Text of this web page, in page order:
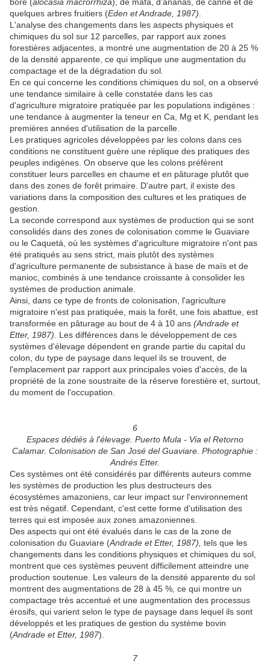
quelques arbres fruitiers (Eden et Andrade, 1987)
L'analyse des changements dans les aspects physiques et
chimiques du sol sur 12 parcelles, par rapport aux zones
forestières adjacentes, a montré une augmentation de 20 à 25 %
de la densité apparente, ce qui implique une augmentation du
compactage et de la dégradation du sol.
En ce qui concerne les conditions chimiques du sol, on a observé
une tendance similaire à celle constatée dans les cas
d'agriculture migratoire pratiquée par les populations indigènes :
une tendance à augmenter la teneur en Ca, Mg et K, pendant les
premières années d'utilisation de la parcelle.
Les pratiques agricoles développées par les colons dans ces
conditions ne constituent guère une réplique des pratiques des
peuples indigènes. On observe que les colons préfèrent
constituer leurs parcelles en chaume et en pâturage plutôt que
dans des zones de forêt primaire. D'autre part, il existe des
variations dans la composition des cultures et les pratiques de
gestion.
La seconde correspond aux systèmes de production qui se sont
consolidés dans des zones de colonisation comme le Guaviare
ou le Caquetá, où les systèmes d'agriculture migratoire n'ont pas
été pratiqués au sens strict, mais plutôt des systèmes
d'agriculture permanente de subsistance à base de maïs et de
manioc, combinés à une tendance croissante à consolider les
systèmes de production animale.
Ainsi, dans ce type de fronts de colonisation, l'agriculture
migratoire n'est pas pratiquée, mais la forêt, une fois abattue, est
transformée en pâturage au bout de 4 à 10 ans (Andrade et
Etter, 1987).
Les différences dans le développement de ces
systèmes d'élevage dépendent en grande partie du capital du
colon, du type de paysage dans lequel ils se trouvent, de
l'emplacement par rapport aux principales voies d'accès, de la
propriété de la zone soustraite de la réserve forestière et, surtout,
du moment de l'occupation.
6
Espaces dédiés à l'élevage. Puerto Mula - Via el Retorno
Calamar. Colonisation de San José del Guaviare. Photographie :
Andrés Etter.
Ces systèmes ont été considérés par différents auteurs comme
les systèmes de production les plus destructeurs des
écosystèmes amazoniens, car leur impact sur l'environnement
est très négatif. Cependant, c'est cette forme d'utilisation des
terres qui est imposée aux zones amazoniennes.
Des aspects qui ont été évalués dans le cas de la zone de
colonisation du Guaviare (Andrade et Etter, 1987), tels que les
changements dans les conditions physiques et chimiques du sol,
montrent que ces systèmes peuvent difficilement atteindre une
production soutenue. Les valeurs de la densité apparente du sol
montrent des augmentations de 28 à 45 %, ce qui montre un
compactage très accentué et une augmentation des processus
érosifs, qui varient selon le type de paysage dans lequel ils sont
développés et les pratiques de gestion du système bovin
(Andrade et Etter, 1987).
7